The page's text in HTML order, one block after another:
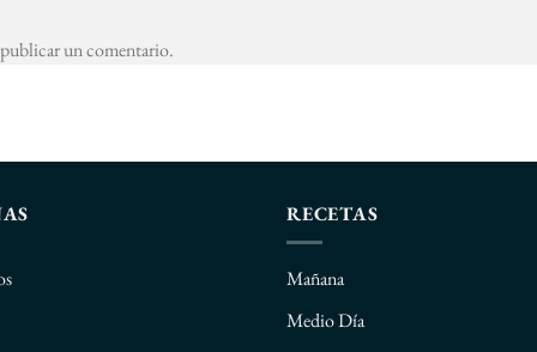
un comentario.
RECETAS
Mañana
Medio Día